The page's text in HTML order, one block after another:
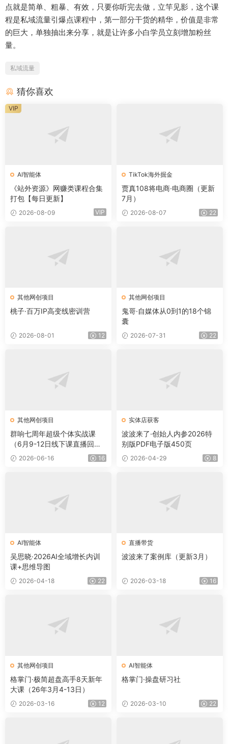
点就是简单、粗暴、有效，只要你听完去做，立竿见影，这个课
程是私域流量引爆点课程中，第一部分干货的精华，价值是非常
的巨大，单独抽出来分享，就是让许多小白学员立刻增加粉丝
量。
私域流量
猜你喜欢
AI智能体
《站外资源》网赚类课程合集
打包【每日更新】
2026-08-09 VIP
VIP
TikTok海外掘金
贾真108将电商·电商圈（更新
7月）
2026-08-07 22
其他网创项目
桃子·百万IP高变线密训营
2026-08-01 12
其他网创项目
鬼哥·自媒体从0到1的18个锦
囊
2026-07-31 22
其他网创项目
群响七周年超级个体实战课
（6月9-12日线下课直播回
放）2026-06-16 16
实体店获客
波波来了·创始人内参2026特
别版PDF电子版450页
2026-04-29 8
AI智能体
吴思晓·2026AI全域增长内训
课+思维导图
2026-04-18 22
直播带货
波波来了案例库（更新3月）
2026-03-18 16
其他网创项目
格掌门·极简超盘高手8天新年
大课（26年3月4-13日）
2026-03-16 12
AI智能体
格掌门·操盘研习社
2026-03-10 22